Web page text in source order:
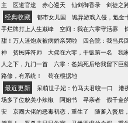
主
医道官途 赤心巡天 仙剑御香录 剑徒之
经典收藏 都市女儿国 诡异游戏入侵，氪金
手烂牌打上人生巅峰
空间：我在六零守活寡
甜！万人迷炮灰被病娇亲哭啦
四合院：我当兵
神
贫民阵符师 大佬在六零，干饭第一名 我
人之下，九门一首
六零：爸妈死后给我留下巨
路修，有系统！
苟在根据地
最近更新 呆萌世子妃：竹马夫君咬一口 港
场多了位貌美小辣椒
阿姐书 寻亲者 假千金
安
京圈大佬的恶毒初恋，重生了 随爹入赘后